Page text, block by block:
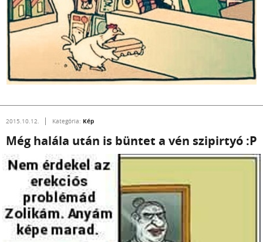
2015.10.12. Kategória: Kép
Még halála után is büntet a vén szipirtyó :P